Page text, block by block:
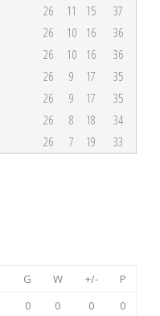
26 11 15
37
26 10 16
36
26 10 16
36
26 9 17
35
26 9 17
35
26 8 18
34
26 7 19 33
G W +/-
P
0 0 0
0